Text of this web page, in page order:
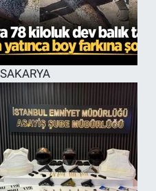
SAKARYA
EĞİTİM
ÖZEL HABER
HALK54 PANORAMA